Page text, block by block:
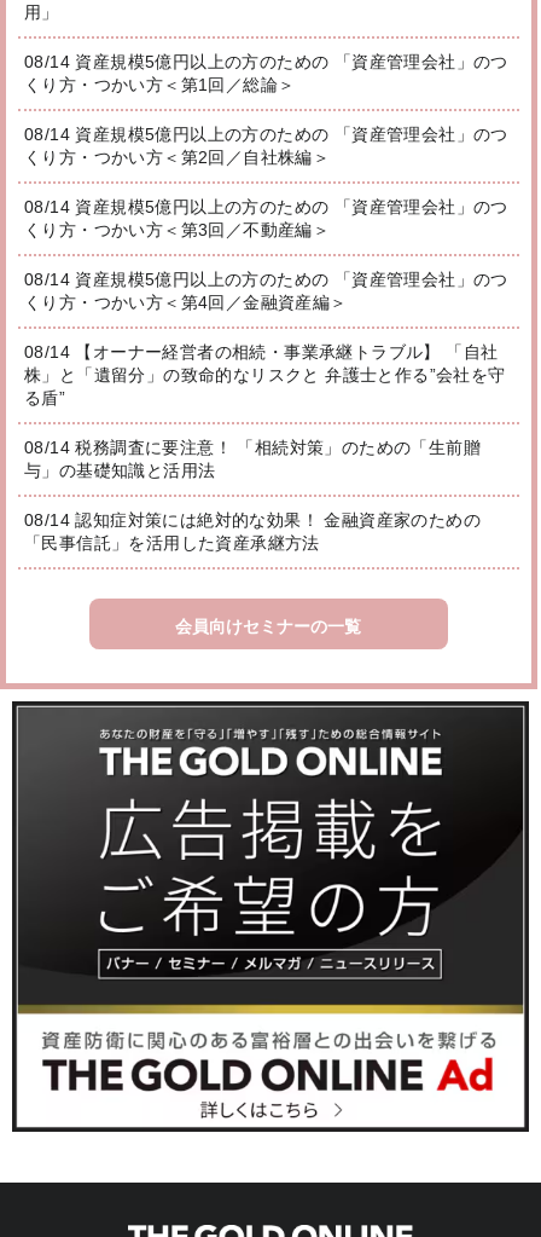
用」
08/14 資産規模5億円以上の方のための 「資産管理会社」のつ
くり方・つかい方＜第1回／総論＞
08/14 資産規模5億円以上の方のための 「資産管理会社」のつ
くり方・つかい方＜第2回／自社株編＞
08/14 資産規模5億円以上の方のための 「資産管理会社」のつ
くり方・つかい方＜第3回／不動産編＞
08/14 資産規模5億円以上の方のための 「資産管理会社」のつ
くり方・つかい方＜第4回／金融資産編＞
08/14 【オーナー経営者の相続・事業承継トラブル】 「自社
株」と「遺留分」の致命的なリスクと 弁護士と作る”会社を守
る盾”
08/14 税務調査に要注意！ 「相続対策」のための「生前贈
与」の基礎知識と活用法
08/14 認知症対策には絶対的な効果！ 金融資産家のための
「民事信託」を活用した資産承継方法
会員向けセミナーの一覧